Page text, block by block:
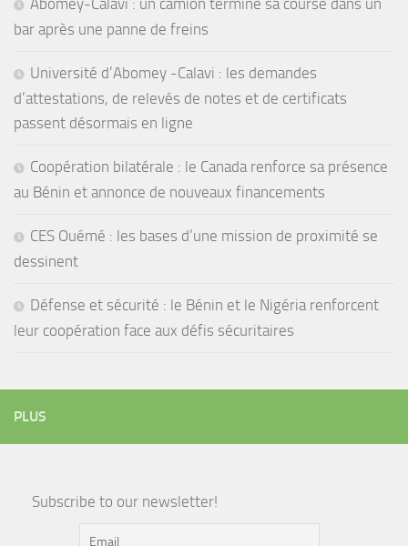
Abomey-Calavi : un camion termine sa course dans un
bar après une panne de freins
Université d’Abomey -Calavi : les demandes
d’attestations, de relevés de notes et de certificats
passent désormais en ligne
Coopération bilatérale : le Canada renforce sa présence
au Bénin et annonce de nouveaux financements
CES Ouémé : les bases d’une mission de proximité se
dessinent
Défense et sécurité : le Bénin et le Nigéria renforcent
leur coopération face aux défis sécuritaires
PLUS
Subscribe to our newsletter!